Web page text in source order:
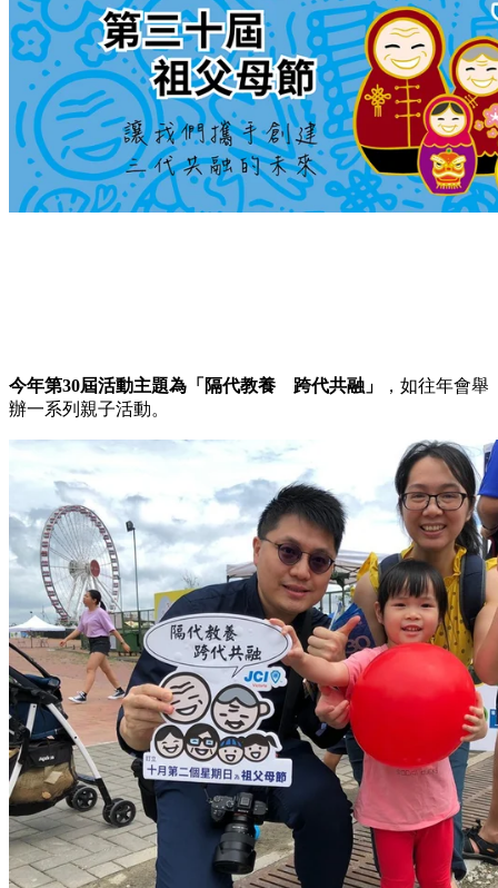
今年第30屆活動主題為「隔代教養 跨代共融」
，如往年會舉
辦一系列親子活動。